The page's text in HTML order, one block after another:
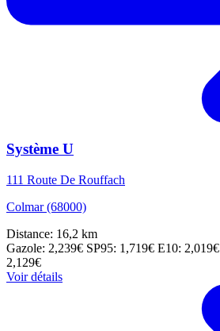
Système U
111 Route De Rouffach
Colmar (68000)
Distance: 16,2 km
Gazole: 2,239€ SP95: 1,719€ E10: 2,019€
2,129€
Voir détails